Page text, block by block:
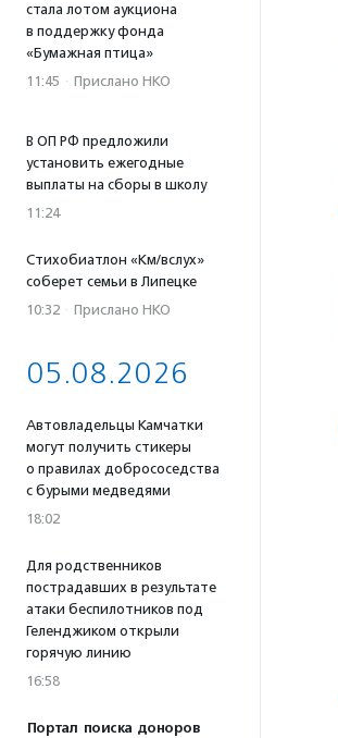
стала лотом аукциона
в поддержку фонда
«Бумажная птица»
11:45 · Прислано НКО
В ОП РФ предложили
установить ежегодные
выплаты на сборы в школу
11:24
Стихобиатлон «Км/вслух»
соберет семьи в Липецке
10:32 · Прислано НКО
05.08.2026
Автовладельцы Камчатки
могут получить стикеры
о правилах добрососедства
с бурыми медведями
18:02
Для родственников
пострадавших в результате
атаки беспилотников под
Геленджиком открыли
горячую линию
16:58
Портал поиска доноров